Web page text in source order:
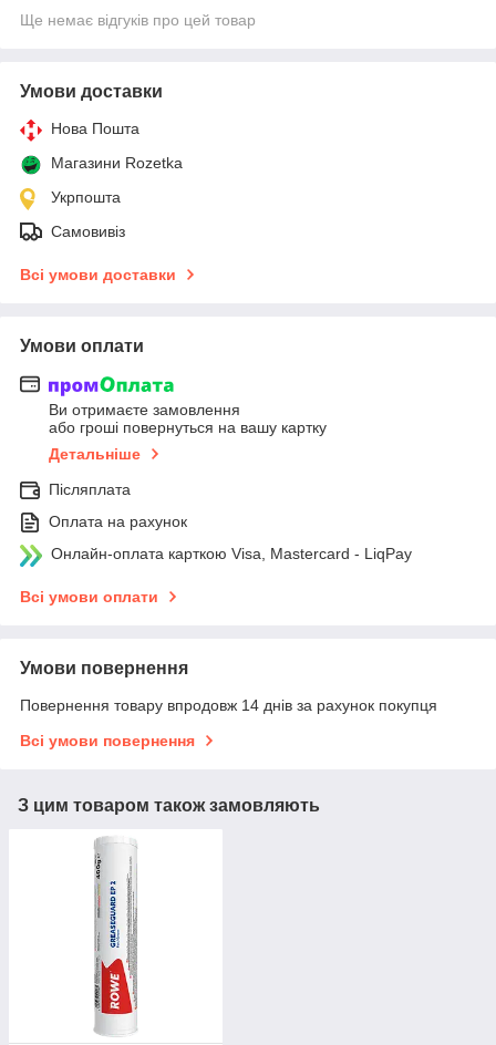
Ще немає відгуків про цей товар
Умови доставки
Нова Пошта
Магазини Rozetka
Укрпошта
Самовивіз
Всі умови доставки
Умови оплати
Ви отримаєте замовлення
або гроші повернуться на вашу картку
Детальніше
Післяплата
Оплата на рахунок
Онлайн-оплата карткою Visa, Mastercard - LiqPay
Всі умови оплати
Умови повернення
Повернення товару впродовж 14 днів за рахунок покупця
Всі умови повернення
З цим товаром також замовляють